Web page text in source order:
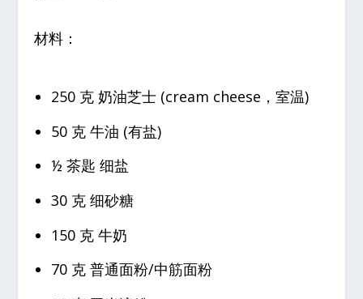
材料：
250 克 奶油芝士 (cream cheese，室温)
50 克 牛油 (有盐)
½ 茶匙 细盐
30 克 细砂糖
150 克 牛奶
70 克 普通面粉/中筋面粉